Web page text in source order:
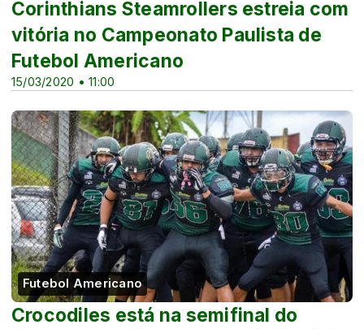
15/03/2020 • 11:00
Corinthians Steamrollers estreia com
vitória no Campeonato Paulista de
Futebol Americano
Futebol Americano
Crocodiles está na semifinal do